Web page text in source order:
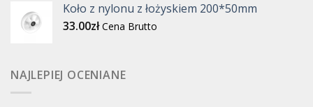
Koło z nylonu z łożyskiem 200*50mm
33.00zł Cena Brutto
NAJLEPIEJ OCENIANE